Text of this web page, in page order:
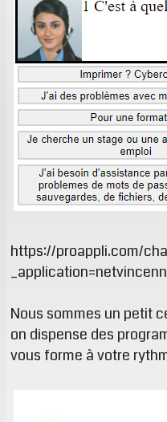
https://proappli.com/
Nous sommes un petit
on dispense des
vous forme à votre